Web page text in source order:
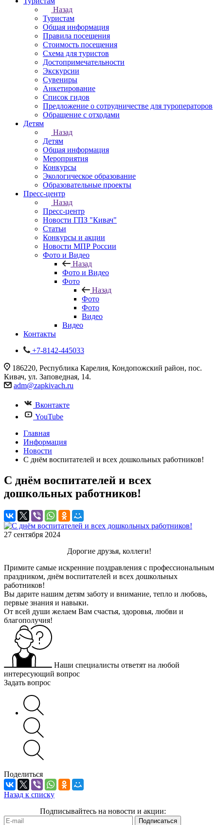
Назад
Туристам
Общая информация
Правила посещения
Стоимость посещения
Схема для туристов
Достопримечательности
Экскурсии
Сувениры
Анкетирование
Список гидов
Предложение о сотрудничестве для туроператоров
Обращение с отходами
Детям
Назад
Детям
Общая информация
Мероприятия
Конкурсы
Экологическое образование
Образовательные проекты
Пресс-центр
Назад
Пресс-центр
Новости ГПЗ "Кивач"
Статьи
Конкурсы и акции
Новости МПР России
Фото и Видео
Назад
Фото и Видео
Фото
Назад
Фото
Фото
Видео
Видео
Контакты
+7-8142-445033
186220, Республика Карелия, Кондопожский район, пос.
Кивач, ул. Заповедная, 14.
adm@zapkivach.ru
Вконтакте
YouTube
Главная
Информация
Новости
С днём воспитателей и всех дошкольных работников!
С днём воспитателей и всех
дошкольных работников!
27 сентября 2024
Дорогие друзья, коллеги!
Примите самые искренние поздравления с профессиональным
праздником, днём воспитателей и всех дошкольных
работников!
Вы дарите нашим детям заботу и внимание, тепло и любовь,
первые знания и навыки.
От всей души желаем Вам счастья, здоровья, любви и
благополучия!
Наши специалисты ответят на любой
интересующий вопрос
Задать вопрос
Поделиться
Назад к списку
Подписывайтесь на новости и акции: